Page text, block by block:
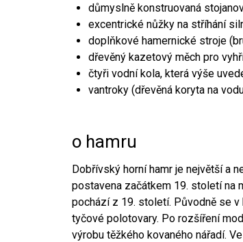
důmyslně konstruovaná
excentrické nůžky na stříhání
doplňkové hamernické stroje
dřevěný kazetový měch pro
čtyři vodní kola, která výše
vantroky (dřevěná koryta na
o hamru
Dobřívský horní hamr je největší a
postavena začátkem 19. století na
pochází z 19. století. Původně se
tyčové polotovary. Po rozšíření
výrobu těžkého kovaného nářadí.